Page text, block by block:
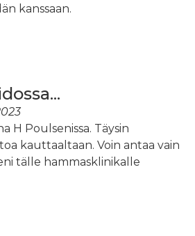
kanssaan.
H Poulsenissa. Täysin
kauttaaltaan. Voin antaa vain
tälle hammasklinikalle